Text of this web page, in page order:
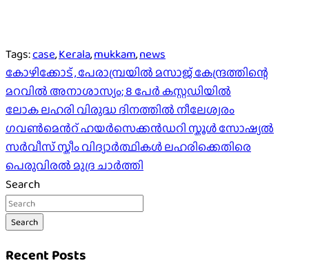
Tags:case,Kerala,mukkam,news
Post
navigation
കോഴിക്കോട് , പേരാമ്പ്രയിൽ മസാജ് കേന്ദ്രത്തിന്റെ
മറവിൽ അനാശാസ്യം; 8 പേർ കസ്റ്റഡിയിൽ
ലോക ലഹരി വിരുദ്ധ ദിനത്തിൽ നീലേശ്വരം
ഗവൺമെൻറ് ഹയർസെക്കൻഡറി സ്കൂൾ സോഷ്യൽ
സർവീസ് സ്കീം വിദ്യാർത്ഥികൾ ലഹരിക്കെതിരെ
പെരുവിരൽ മുദ്ര ചാർത്തി
Search
Search
Recent Posts